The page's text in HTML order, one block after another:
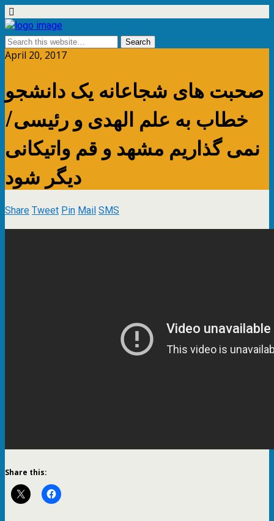
April 20, 2017
صحبت های شجاعانه یک دانشجو
خطاب به علم الهدی و رئیسی/
نمی گذاریم مشهد و قم واتیکانی
دیگر شود
ShareTweetPinMailSMS
Share this: